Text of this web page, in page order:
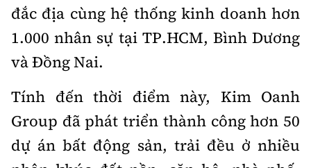
đắc địa cùng hệ thống kinh doanh hơn
1.000 nhân sự tại TP.HCM, Bình Dương
và Đồng Nai.
Tính đến thời điểm này, Kim Oanh
Group đã phát triển thành công hơn 50
dự án bất động sản, trải đều ở nhiều